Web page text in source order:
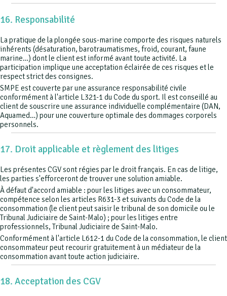
16. Responsabilité
La pratique de la plongée sous-marine comporte des risques naturels
inhérents (désaturation, barotraumatismes, froid, courant, faune
marine…) dont le client est informé avant toute activité. La
participation implique une acceptation éclairée de ces risques et le
respect strict des consignes.
SMPE est couverte par une assurance responsabilité civile
conformément à l'article L321-1 du Code du sport. Il est conseillé au
client de souscrire une assurance individuelle complémentaire (DAN,
Aquamed…) pour une couverture optimale des dommages corporels
personnels.
17. Droit applicable et règlement des litiges
Les présentes CGV sont régies par le droit français. En cas de litige,
les parties s'efforceront de trouver une solution amiable.
À défaut d'accord amiable : pour les litiges avec un consommateur,
compétence selon les articles R631-3 et suivants du Code de la
consommation (le client peut saisir le tribunal de son domicile ou le
Tribunal Judiciaire de Saint-Malo) ; pour les litiges entre
professionnels, Tribunal Judiciaire de Saint-Malo.
Conformément à l'article L612-1 du Code de la consommation, le client
consommateur peut recourir gratuitement à un médiateur de la
consommation avant toute action judiciaire.
18. Acceptation des CGV